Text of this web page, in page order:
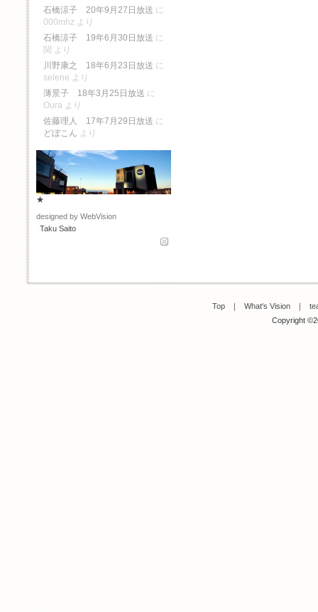
石橋涼子 20年9月27日放送 に
000mhz より
石橋涼子 19年6月30日放送 に
関 より
川野康之 18年6月23日放送 に
selene より
薄景子 18年3月25日放送 に
Oura より
佐藤理人 17年7月29日放送 に
どぼこん より
★
designed by WebVision
Taku Saito
Top ｜ What's Vision ｜
Copyright